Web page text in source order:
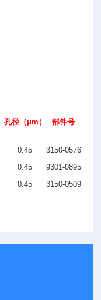
孔径（μm） 部件号
0.45
3150-0576
0.45
9301-0895
0.45 3150-0509